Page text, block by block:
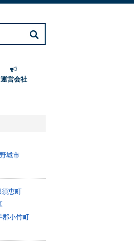
運営会社
城市
須恵町
郡小竹町